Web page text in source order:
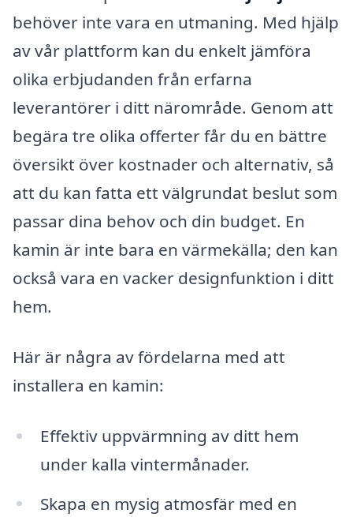
behöver inte vara en utmaning. Med hjälp
av vår plattform kan du enkelt jämföra
olika erbjudanden från erfarna
leverantörer i ditt närområde. Genom att
begära tre olika offerter får du en bättre
översikt över kostnader och alternativ, så
att du kan fatta ett välgrundat beslut som
passar dina behov och din budget. En
kamin är inte bara en värmekälla; den kan
också vara en vacker designfunktion i ditt
hem.
Här är några av fördelarna med att
installera en kamin:
Effektiv uppvärmning av ditt hem
under kalla vintermånader.
Skapa en mysig atmosfär med en